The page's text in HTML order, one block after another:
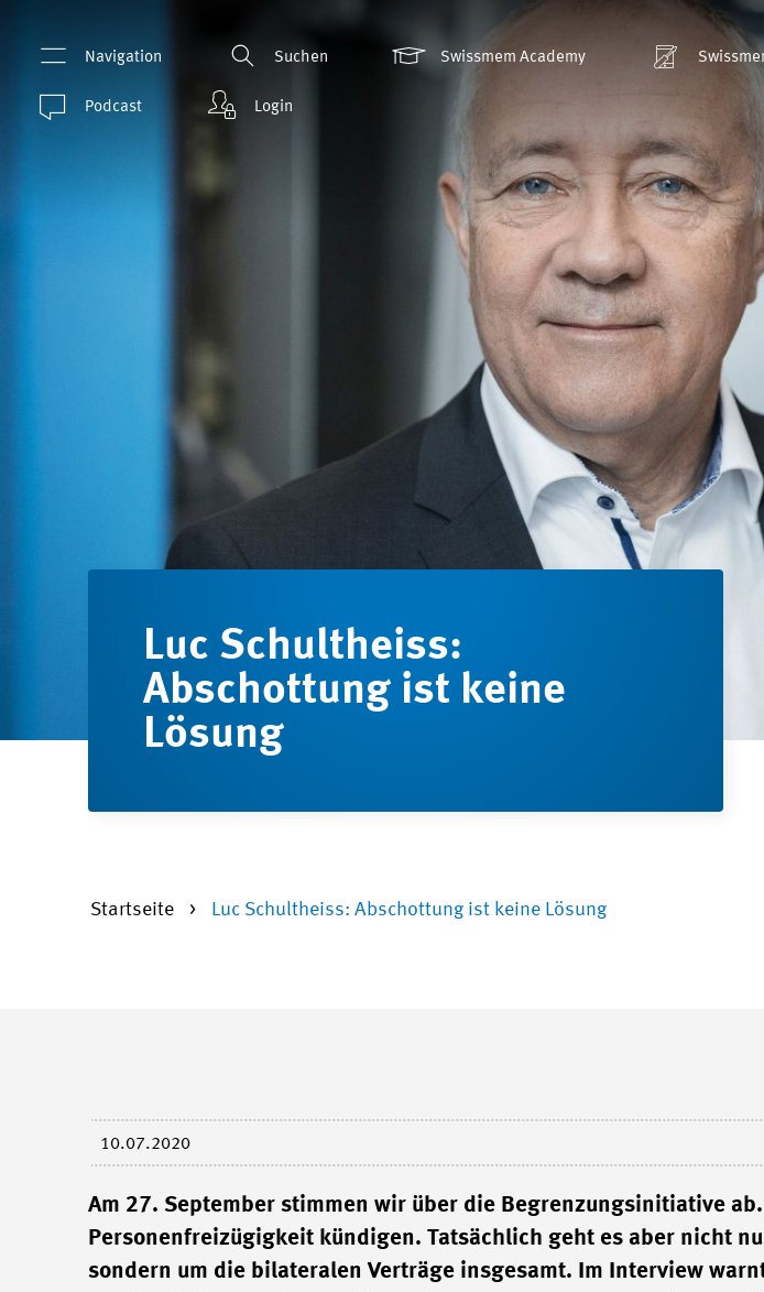
Navigation Suchen Swissmem Academy
Podcast Login
Luc Schultheiss:
Abschottung ist keine
Lösung
Startseite Luc Schultheiss: Abschottung ist keine Lösung
10.07.2020
Am 27. September stimmen wir über die Begrenzungsinitiative
Personenfreizügigkeit kündigen. Tatsächlich geht es aber nicht
sondern um die bilateralen Verträge insgesamt. Im Interview